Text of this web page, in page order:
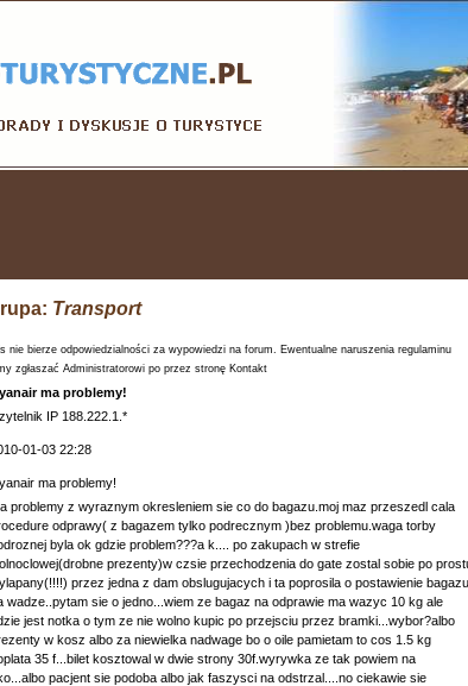
Transport
nie bierze odpowiedzialności za wypowiedzi na forum. Ewentualne naruszenia regulaminu
zgłaszać Administratorowi po przez stronę Kontakt
ma problemy!
IP 188.222.1.*
01-03 22:28
ma problemy!
problemy z wyraznym okresleniem sie co do bagazu.moj maz przeszedl cala
odprawy( z bagazem tylko podrecznym )bez problemu.waga torby
byla ok gdzie problem???a k.... po zakupach w strefie
prezenty)w czsie przechodzenia do gate zostal sobie po
przez jedna z dam obslugujacych i ta poprosila o postawienie bagazu
wadze..pytam sie o jedno...wiem ze bagaz na odprawie ma wazyc 10 kg ale
jest notka o tym ze nie wolno kupic po przejsciu przez bramki...wybor?albo
w kosz albo za niewielka nadwage bo o oile pamietam to cos 1.5 kg
35 f...bilet kosztowal w dwie strony 30f.wyrywka ze tak powiem na
pacjent sie podoba albo jak faszysci na odstrzal....no ciekawie sie